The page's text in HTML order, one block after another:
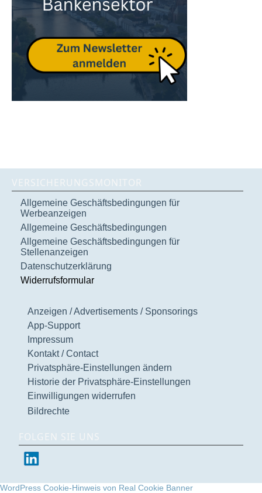
VERSICHERUNGSMONITOR
Allgemeine Geschäftsbedingungen für
Werbeanzeigen
Allgemeine Geschäftsbedingungen
Allgemeine Geschäftsbedingungen für
Stellenanzeigen
Datenschutzerklärung
Widerrufsformular
Anzeigen / Advertisements / Sponsorings
App-Support
Impressum
Kontakt / Contact
Privatsphäre-Einstellungen ändern
Historie der Privatsphäre-Einstellungen
Einwilligungen widerrufen
Bildrechte
FOLGEN SIE UNS
WordPress Cookie-Hinweis von Real Cookie Banner